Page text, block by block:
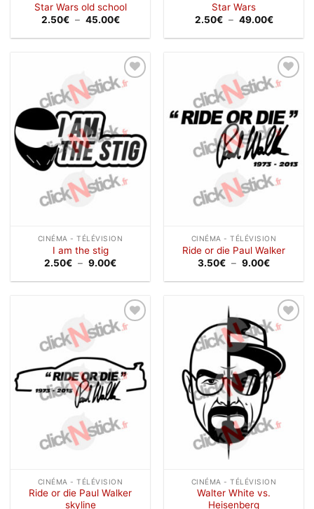
Star Wars old school
2.50€ – 45.00€Plage
prix :
45.00€
Star Wars
2.50€ – 49.00€Plage
prix :
49.00€
Ajouter
CINÉMA - TÉLÉVISION
I am the stig
2.50€ – 9.00€Plage
prix :
9.00€
Ajouter
CINÉMA - TÉLÉVISION
Ride or die Paul Walker
3.50€ – 9.00€Plage
prix :
9.00€
Ajouter
CINÉMA - TÉLÉVISION
Ride or die Paul Walker
skyline
Ajouter
wishlist
CINÉMA - TÉLÉVISION
Walter White vs.
Heisenberg